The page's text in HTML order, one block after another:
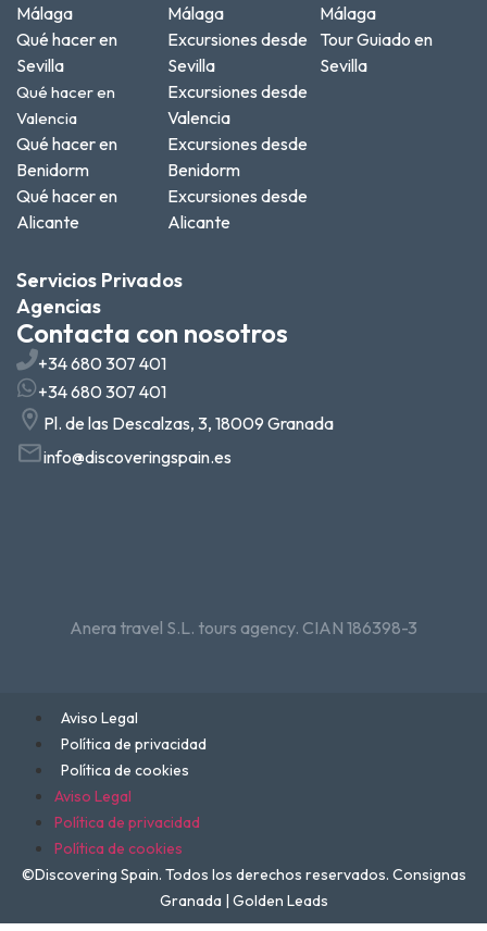
Málaga
Qué hacer en
Sevilla
Qué hacer en
Valencia
Qué hacer en
Benidorm
Qué hacer en
Alicante
Málaga
Excursiones desde
Sevilla
Excursiones desde
Valencia
Excursiones desde
Benidorm
Excursiones desde
Alicante
Málaga
Tour Guiado en
Sevilla
Servicios Privados
Agencias
Contacta con nosotros
+34 680 307 401
+34 680 307 401
Pl. de las Descalzas, 3, 18009 Granada
info@discoveringspain.es
Anera travel S.L. tours agency. CIAN 186398-3
Aviso Legal
Política de privacidad
Política de cookies
Aviso Legal
Política de privacidad
Política de cookies
©Discovering Spain. Todos los derechos reservados. Consignas
Granada | Golden Leads